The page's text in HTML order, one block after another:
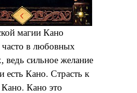
магии Кано
в любовных
ведь сильное желание
есть Кано. Страсть к
Кано это